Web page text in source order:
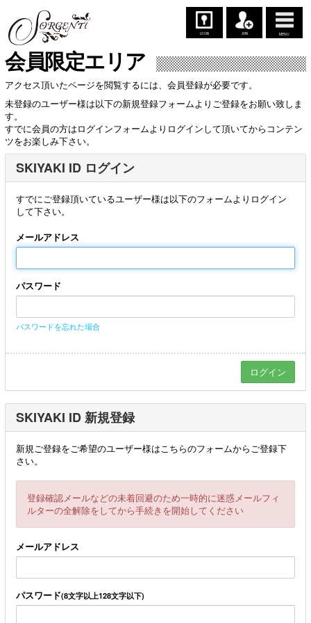
LOGIN JOIN MENU
会員限定エリア
アクセス頂いたページを閲覧するには、会員登録が必要です。
未登録のユーザー様は以下の新規登録フォームよりご登録をお願い致しま
す。
すでに会員の方はログインフォームよりログインして頂いてからコンテン
ツをお楽しみ下さい。
SKIYAKI ID ログイン
すでにご登録頂いているユーザー様は以下のフォームよりログイン
して下さい。
メールアドレス
パスワード
パスワードを忘れた場合
SKIYAKI ID 新規登録
新規ご登録をご希望のユーザー様はこちらのフォームからご登録下
さい。
登録確認メールなどの未着回避のため一時的に迷惑メールフィ
ルターの全解除をしてから手続きを開始してください
メールアドレス
パスワード(8文字以上128文字以下)